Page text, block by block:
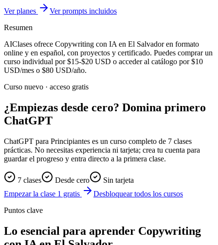
Ver planes
Ver prompts incluidos
Resumen
AIClases ofrece Copywriting con IA en El Salvadoren formato
online y en español, con proyectos y certificado. Puedes comprar un
curso individual por$15-$20 USD o acceder al catálogo por$10
USD/mes o $80 USD/año.
Curso nuevo · acceso gratis
¿Empiezas desde cero? Domina primero
ChatGPT
ChatGPT para Principiantes es un curso completo de 7 clases
prácticas. No necesitas experiencia ni tarjeta; crea tu cuenta para
guardar el progreso y entra directo a la primera clase.
7 clases Desde cero
Sin tarjeta
Empezar la clase 1 gratis
Desbloquear todos los cursos
Puntos clave
Lo esencial para aprender Copywriting